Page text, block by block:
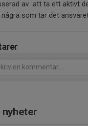
av att ta ett aktivt
som tar det
nyheter